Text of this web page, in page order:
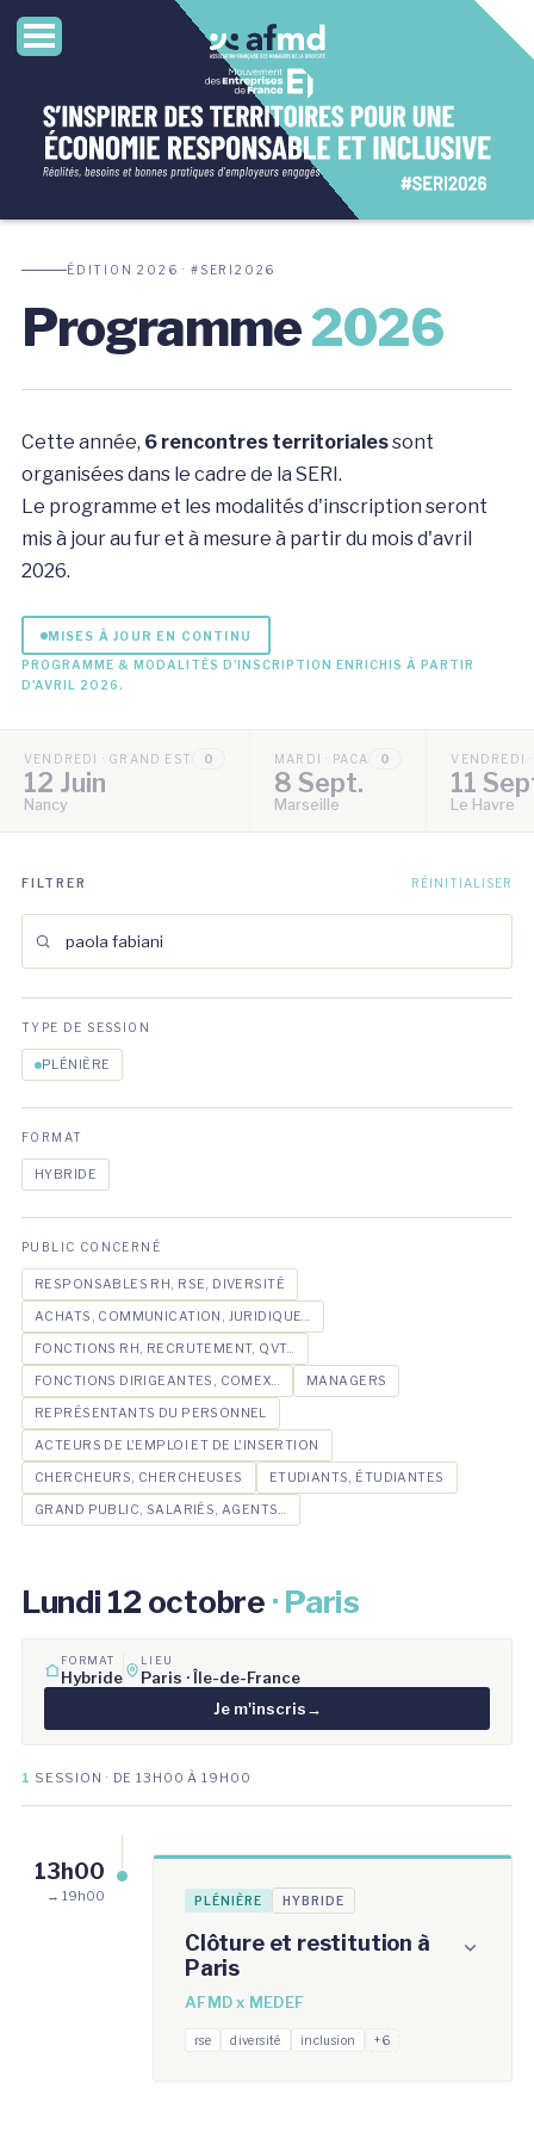
ÉDITION 2026 · #SERI2026
Programme2026
Cette année, 6 rencontres territorialessont
organisées dans le cadre de la SERI.
Le programme et les modalités d'inscription seront
mis à jour au fur et à mesure à partir du mois d'avril
2026.
MISES À JOUR EN CONTINU
PROGRAMME & MODALITÉS D'INSCRIPTION ENRICHIS À PARTIR
D'AVRIL 2026.
VENDREDI · GRAND EST 0
12 Juin
Nancy
MARDI · PACA 0
8 Sept.
Marseille
VENDREDI
11
Le Havre
FILTRER RÉINITIALISER
TYPE DE SESSION
PLÉNIÈRE
FORMAT
HYBRIDE
PUBLIC CONCERNÉ
RESPONSABLES RH, RSE, DIVERSITÉ
ACHATS, COMMUNICATION, JURIDIQUE...
FONCTIONS RH, RECRUTEMENT, QVT...
FONCTIONS DIRIGEANTES, COMEX... MANAGERS
REPRÉSENTANTS DU PERSONNEL
ACTEURS DE L'EMPLOI ET DE L'INSERTION
CHERCHEURS, CHERCHEUSES ETUDIANTS, ÉTUDIANTES
GRAND PUBLIC, SALARIÉS, AGENTS...
Lundi 12 octobre · Paris
FORMAT
Hybride
LIEU
Paris · Île-de-France
Je m'inscris→
1 SESSION · DE 13H00 À 19H00
13h00
→ 19h00 PLÉNIÈRE HYBRIDE
Clôture et restitution à
Paris
AFMD x MEDEF
rse diversité inclusion +6